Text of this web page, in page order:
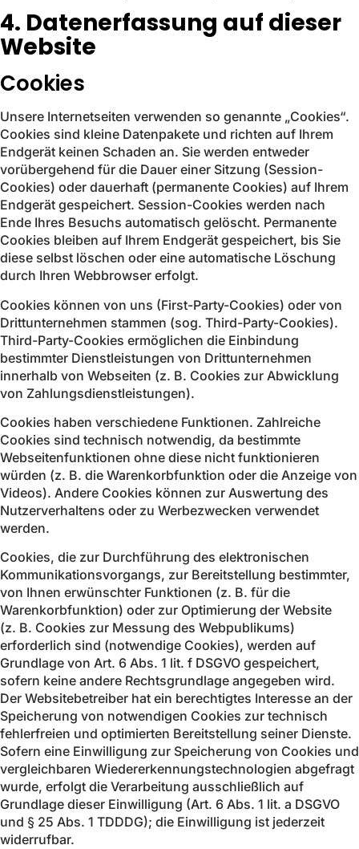
4. Datenerfassung auf dieser
Website
Cookies
Unsere Internetseiten verwenden so genannte „Cookies“.
Cookies sind kleine Datenpakete und richten auf Ihrem
Endgerät keinen Schaden an. Sie werden entweder
vorübergehend für die Dauer einer Sitzung (Session-
Cookies) oder dauerhaft (permanente Cookies) auf Ihrem
Endgerät gespeichert. Session-Cookies werden nach
Ende Ihres Besuchs automatisch gelöscht. Permanente
Cookies bleiben auf Ihrem Endgerät gespeichert, bis Sie
diese selbst löschen oder eine automatische Löschung
durch Ihren Webbrowser erfolgt.
Cookies können von uns (First-Party-Cookies) oder von
Drittunternehmen stammen (sog. Third-Party-Cookies).
Third-Party-Cookies ermöglichen die Einbindung
bestimmter Dienstleistungen von Drittunternehmen
innerhalb von Webseiten (z. B. Cookies zur Abwicklung
von Zahlungsdienstleistungen).
Cookies haben verschiedene Funktionen. Zahlreiche
Cookies sind technisch notwendig, da bestimmte
Webseitenfunktionen ohne diese nicht funktionieren
würden (z. B. die Warenkorbfunktion oder die Anzeige von
Videos). Andere Cookies können zur Auswertung des
Nutzerverhaltens oder zu Werbezwecken verwendet
werden.
Cookies, die zur Durchführung des elektronischen
Kommunikationsvorgangs, zur Bereitstellung bestimmter,
von Ihnen erwünschter Funktionen (z. B. für die
Warenkorbfunktion) oder zur Optimierung der Website
(z. B. Cookies zur Messung des Webpublikums)
erforderlich sind (notwendige Cookies), werden auf
Grundlage von Art. 6 Abs. 1 lit. f DSGVO gespeichert,
sofern keine andere Rechtsgrundlage angegeben wird.
Der Websitebetreiber hat ein berechtigtes Interesse an der
Speicherung von notwendigen Cookies zur technisch
fehlerfreien und optimierten Bereitstellung seiner Dienste.
Sofern eine Einwilligung zur Speicherung von Cookies und
vergleichbaren Wiedererkennungstechnologien abgefragt
wurde, erfolgt die Verarbeitung ausschließlich auf
Grundlage dieser Einwilligung (Art. 6 Abs. 1 lit. a DSGVO
und § 25 Abs. 1 TDDDG); die Einwilligung ist jederzeit
widerrufbar.